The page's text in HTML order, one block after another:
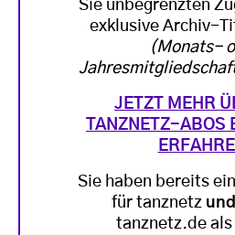
Sie unbegrenzten
exklusive Archiv-
(Monats-
JETZT MEHR
TANZNETZ-ABOS
Sie haben bereits
für tanznetz und
tanznetz.de